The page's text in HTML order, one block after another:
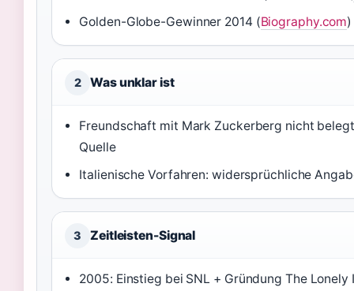
Golden-Globe-Gewinner 2014 (Biography.com)
2 Was unklar ist
Freundschaft mit Mark Zuckerberg nicht
Quelle
Italienische Vorfahren: widersprüchliche
3 Zeitleisten-Signal
2005: Einstieg bei SNL + Gründung The Lonely